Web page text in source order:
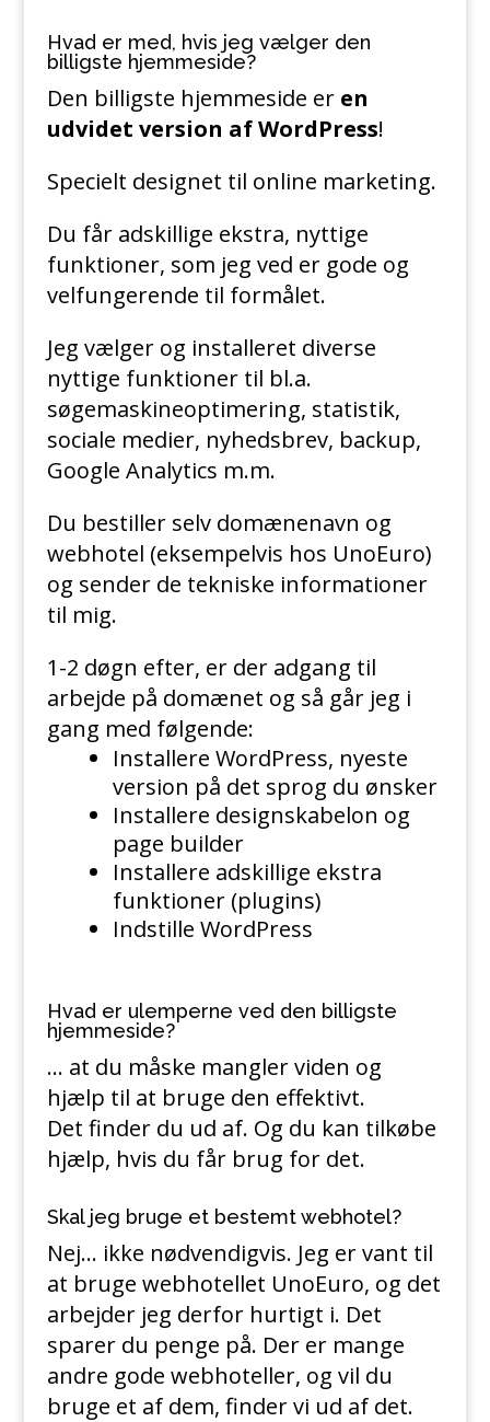
Hvad er med, hvis jeg vælger den
billigste hjemmeside?
Den billigste hjemmeside er en
udvidet version af WordPress!
Specielt designet til online marketing.
Du får adskillige ekstra, nyttige
funktioner, som jeg ved er gode og
velfungerende til formålet.
Jeg vælger og installeret diverse
nyttige funktioner til bl.a.
søgemaskineoptimering, statistik,
sociale medier, nyhedsbrev, backup,
Google Analytics m.m.
Du bestiller selv domænenavn og
webhotel (eksempelvis hos UnoEuro)
og sender de tekniske informationer
til mig.
1-2 døgn efter, er der adgang til
arbejde på domænet og så går jeg i
gang med følgende:
Installere WordPress, nyeste
version på det sprog du ønsker
Installere designskabelon og
page builder
Installere adskillige ekstra
funktioner (plugins)
Indstille WordPress
Hvad er ulemperne ved den billigste
hjemmeside?
… at du måske mangler viden og
hjælp til at bruge den effektivt.
Det finder du ud af. Og du kan tilkøbe
hjælp, hvis du får brug for det.
Skal jeg bruge et bestemt webhotel?
Nej… ikke nødvendigvis. Jeg er vant til
at bruge webhotellet UnoEuro, og det
arbejder jeg derfor hurtigt i. Det
sparer du penge på. Der er mange
andre gode webhoteller, og vil du
bruge et af dem, finder vi ud af det.